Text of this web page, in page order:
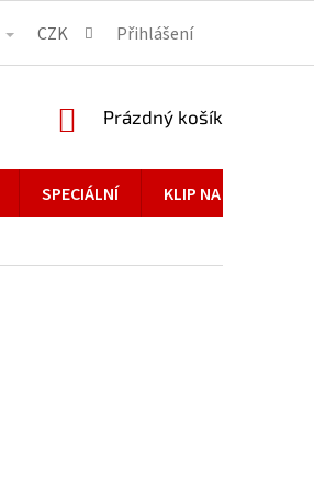
CZK Přihlášení
NÁKUPNÍ
Prázdný košík
SPECIÁLNÍ KLIP NA BRÝLE